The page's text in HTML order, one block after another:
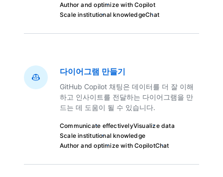
Author and optimize with Copilot
Scale institutional knowledgeChat
다이어그램 만들기
GitHub Copilot 채팅은 데이터를 더 잘 이해
하고 인사이트를 전달하는 다이어그램을 만
드는 데 도움이 될 수 있습니다.
Communicate effectivelyVisualize data
Scale institutional knowledge
Author and optimize with CopilotChat